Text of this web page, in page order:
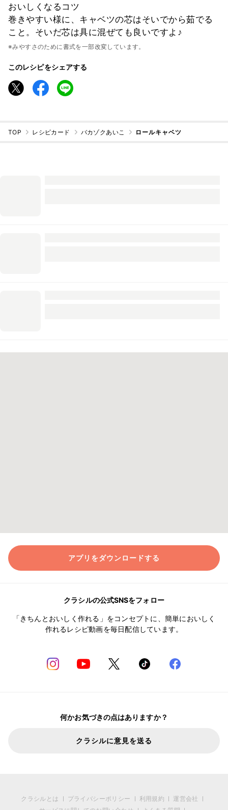
おいしくなるコツ
巻きやすい様に、キャベツの芯はそいでから茹でる
こと。そいだ芯は具に混ぜても良いですよ♪
※みやすさのために書式を一部改変しています。
このレシピをシェアする
TOP レシピカード バカゾクあいこ ロールキャベツ
アプリをダウンロードする
クラシルの公式SNSをフォロー
「きちんとおいしく作れる」をコンセプトに、簡単においしく
作れるレシピ動画を毎日配信しています。
何かお気づきの点はありますか？
クラシルに意見を送る
クラシルとは プライバシーポリシー 利用規約
運営会社